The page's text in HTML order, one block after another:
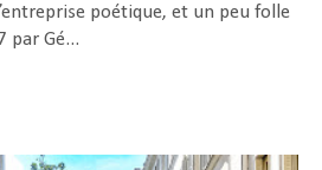
poétique, et un peu folle
par Gé...